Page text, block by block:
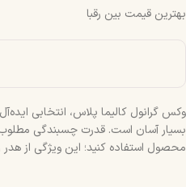
بهترین قیمت بین رقبا
وکس گرانول کالیما پلاس، انتخابی
بسیار آسان است. قدرت چسبندگی مطلوب
محصول استفاده کنید؛ این ویژگی از